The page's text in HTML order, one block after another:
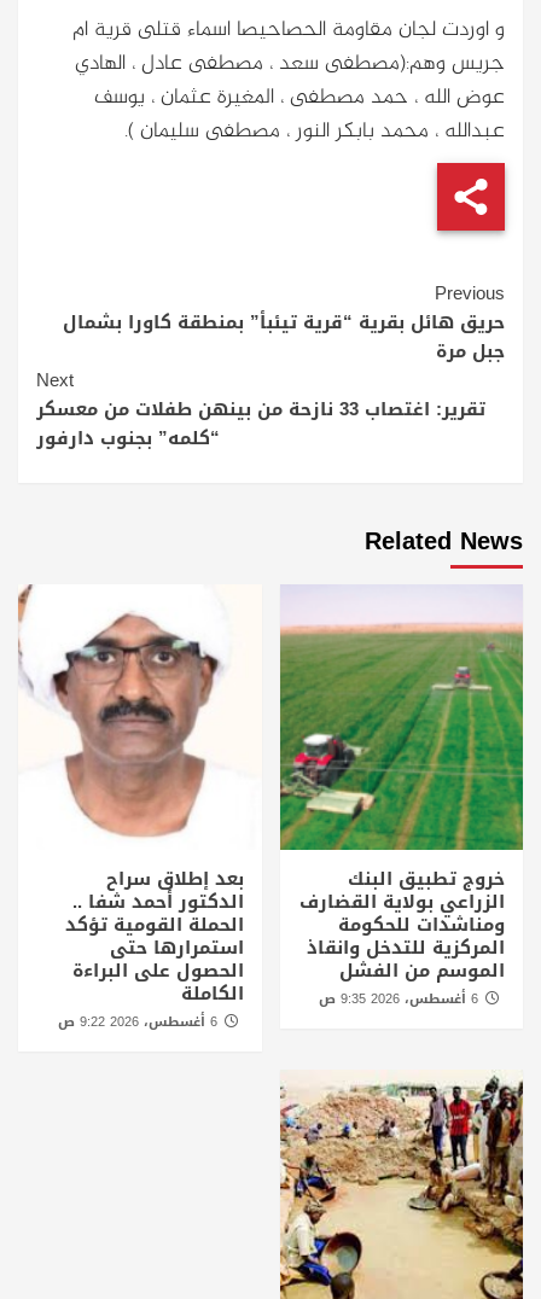
و اوردت لجان مقاومة الحصاحيصا اسماء قتلى قرية ام
جريس وهم:(مصطفى سعد ، مصطفى عادل ، الهادي
عوض الله ، حمد مصطفى ، المغيرة عثمان ، يوسف
عبدالله ، محمد بابكر النور ، مصطفى سليمان ).
Continue
Reading
Previous
حريق هائل بقرية “قرية تيئبأ” بمنطقة كاورا بشمال
جبل مرة
Next
تقرير: اغتصاب 33 نازحة من بينهن طفلات من معسكر
“كلمه” بجنوب دارفور
Related News
خروج تطبيق البنك
الزراعي بولاية القضارف
ومناشدات للحكومة
المركزية للتدخل وانقاذ
الموسم من الفشل
بعد إطلاق سراح
الدكتور أحمد شفا ..
الحملة القومية تؤكد
استمرارها حتى
الحصول على البراءة
الكاملة
6 أغسطس، 2026 9:22 ص